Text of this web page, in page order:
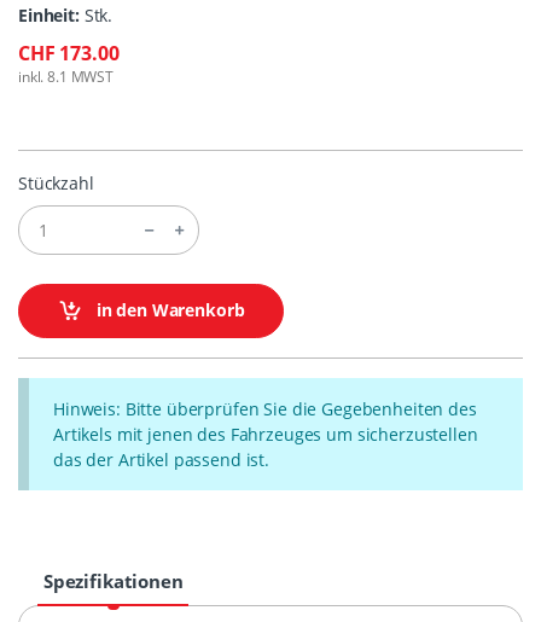
Einheit: Stk.
CHF 173.00
inkl. 8.1 MWST
Stückzahl
in den Warenkorb
Hinweis: Bitte überprüfen Sie die Gegebenheiten des
Artikels mit jenen des Fahrzeuges um sicherzustellen
das der Artikel passend ist.
Spezifikationen